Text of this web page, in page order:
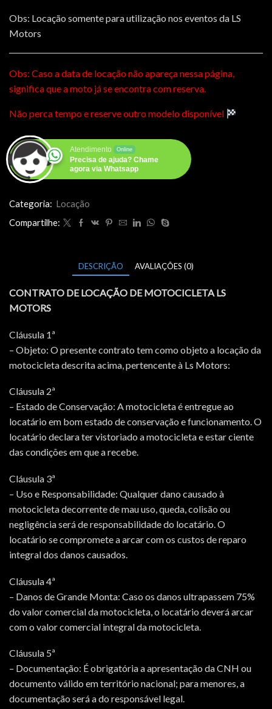
Obs: Locação somente para utilização nos eventos da LS
Motors
Obs: Caso a data de locação não apareça nessa página,
significa que a moto já se encontra com reserva.
Não perca tempo e reserve outro modelo disponível
Atendimento Online
Precisa de ajuda? Chame
agora via Whatsapp
Categoria: Locação
Compartilhe:
DESCRIÇÃO AVALIAÇÕES (0)
CONTRATO DE LOCAÇÃO DE MOTOCICLETA LS
MOTORS
Cláusula 1ª
– Objeto: O presente contrato tem como objeto a locação da
motocicleta descrita acima, pertencente à Ls Motors:
Cláusula 2ª
– Estado de Conservação: A motocicleta é entregue ao
locatário em bom estado de conservação e funcionamento. O
locatário declara ter vistoriado a motocicleta e estar ciente
das condições em que a recebe.
Cláusula 3ª
– Uso e Responsabilidade: Qualquer dano causado à
motocicleta decorrente de mau uso, queda, colisão ou
negligência será de responsabilidade do locatário. O
locatário se compromete a arcar com os custos de reparo
integral dos danos causados.
Cláusula 4ª
– Danos de Grande Monta: Caso os danos ultrapassem 75%
do valor comercial da motocicleta, o locatário deverá arcar
com o valor comercial integral da motocicleta.
Cláusula 5ª
– Documentação: É obrigatória a apresentação da CNH ou
documento válido em território nacional; para menores, a
documentação será a do responsável legal.